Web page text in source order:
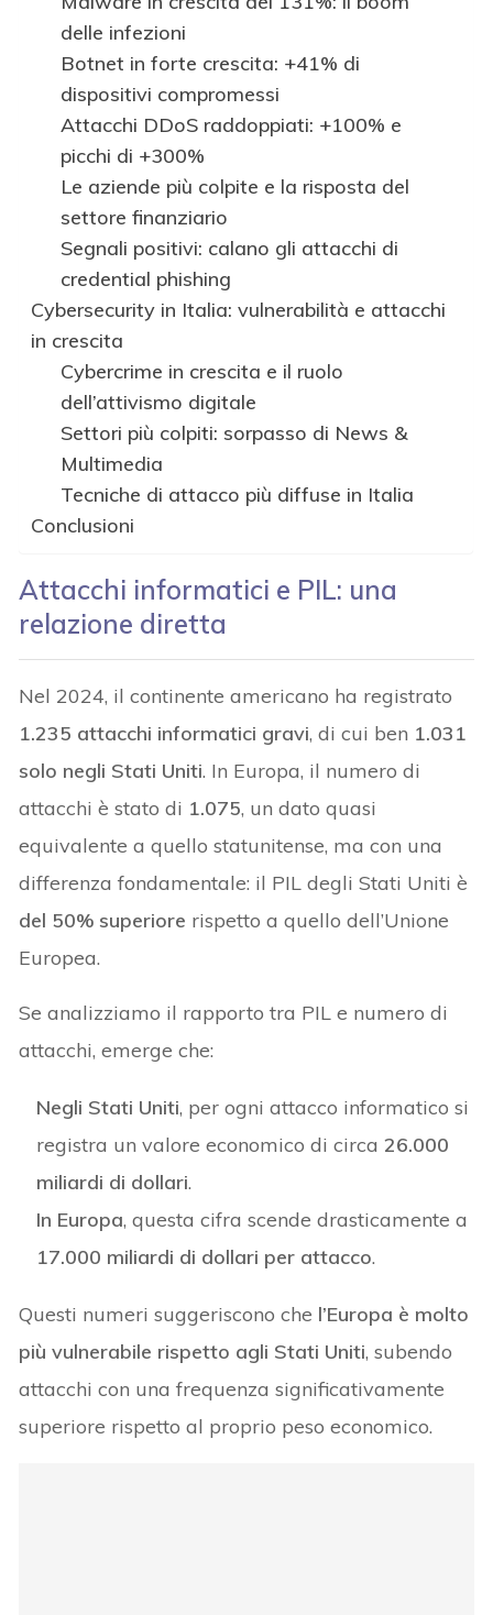
delle infezioni
Botnet in forte crescita: +41% di
dispositivi compromessi
Attacchi DDoS raddoppiati: +100% e
picchi di +300%
Le aziende più colpite e la risposta del
settore finanziario
Segnali positivi: calano gli attacchi di
credential phishing
Cybersecurity in Italia: vulnerabilità e attacchi
in crescita
Cybercrime in crescita e il ruolo
dell’attivismo digitale
Settori più colpiti: sorpasso di News &
Multimedia
Tecniche di attacco più diffuse in Italia
Conclusioni
Attacchi informatici e PIL: una
relazione diretta
Nel 2024, il continente americano ha registrato
1.235 attacchi informatici gravi, di cui ben 1.031
solo negli Stati Uniti. In Europa, il numero di
attacchi è stato di 1.075, un dato quasi
equivalente a quello statunitense, ma con una
differenza fondamentale: il PIL degli Stati Uniti è
del 50% superiore rispetto a quello dell’Unione
Europea.
Se analizziamo il rapporto tra PIL e numero di
attacchi, emerge che:
Negli Stati Uniti, per ogni attacco informatico si
registra un valore economico di circa26.000
miliardi di dollari.
In Europa, questa cifra scende drasticamente a
17.000 miliardi di dollari per attacco.
Questi numeri suggeriscono che l’Europa è molto
più vulnerabile rispetto agli Stati Uniti, subendo
attacchi con una frequenza significativamente
superiore rispetto al proprio peso economico.